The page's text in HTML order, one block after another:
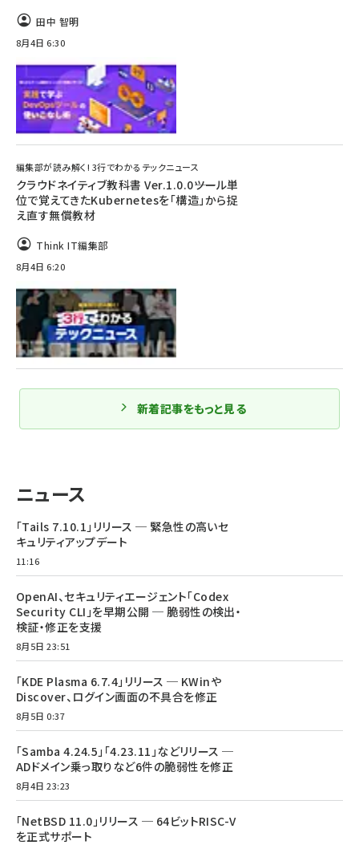
田中 智明
8月4日 6:30
編集部が読み解く! 3行でわかるテックニュース
クラウドネイティブ教科書 Ver.1.0.0――ツール単
位で覚えてきたKubernetesを「構造」から捉
え直す無償教材
Think IT編集部
8月4日 6:20
新着記事をもっと見る
ニュース
「Tails 7.10.1」リリース ─ 緊急性の高いセ
キュリティアップデート
11:16
OpenAI、セキュリティエージェント「Codex
Security CLI」を早期公開 ─ 脆弱性の検出・
検証・修正を支援
8月5日 23:51
「KDE Plasma 6.7.4」リリース ─ KWinや
Discover、ログイン画面の不具合を修正
8月5日 0:37
「Samba 4.24.5」「4.23.11」などリリース ─
ADドメイン乗っ取りなど6件の脆弱性を修正
8月4日 23:23
「NetBSD 11.0」リリース ─ 64ビットRISC-V
を正式サポート